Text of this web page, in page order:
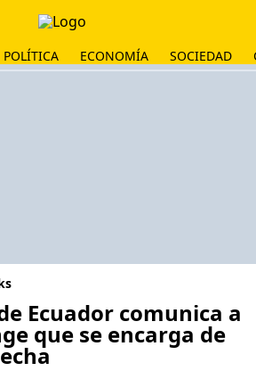
POLÍTICA ECONOMÍA SOCIEDAD
Ecuador comunica a
que se encarga de